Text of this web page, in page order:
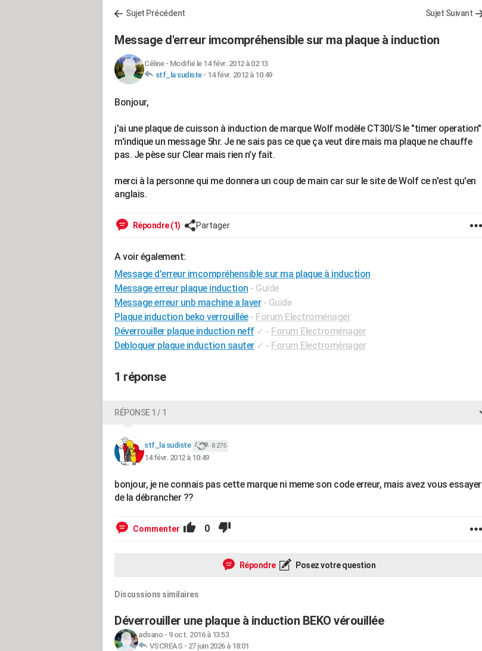
Sujet Précédent Sujet Suivant
Message d'erreur imcompréhensible sur ma plaque à induction
Céline- Modifié le 14 févr. 2012 à 02:13
stf_la sudiste- 14 févr. 2012 à 10:49
Bonjour,
j'ai une plaque de cuisson à induction de marque Wolf modèle CT30I/S le "timer operation"
m'indique un message 5hr. Je ne sais pas ce que ça veut dire mais ma plaque ne chauffe
pas. Je pèse sur Clear mais rien n'y fait.
merci à la personne qui me donnera un coup de main car sur le site de Wolf ce n'est qu'en
anglais.
Répondre (1) Partager
A voir également:
Message d'erreur imcompréhensible sur ma plaque à induction
Message erreur plaque induction - Guide
Message erreur unb machine a laver - Guide
Plaque induction beko verrouillée - Forum Electroménager
Déverrouiller plaque induction neff ✓ - Forum Electroménager
Debloquer plaque induction sauter ✓ - Forum Electroménager
1 réponse
RÉPONSE 1 / 1
stf_la sudiste 8 275
14 févr. 2012 à 10:49
bonjour, je ne connais pas cette marque ni meme son code erreur, mais avez vous essayer
de la débrancher ??
Commenter 0
Répondre Posez votre question
Discussions similaires
Déverrouiller une plaque à induction BEKO vérouillée
adsano- 9 oct. 2016 à 13:53
VSCREAS - 27 juin 2026 à 18:01